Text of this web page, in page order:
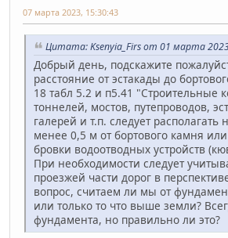
07 марта 2023, 15:30:43
Цитата: Ksenyia_Firs от 01 марта
Добрый день, подскажите
расстояние от эстакады до
18 табл 5.2 и п5.41 "Строительные
тоннелей, мостов, путепроводов,
галерей и т.п. следует располагать
менее 0,5 м от бортового камня
бровки водоотводных устройств
При необходимости следует
проезжей части дорог в
вопрос, считаем ли мы от
или только то что выше земли?
фундамента, но правильно ли это?